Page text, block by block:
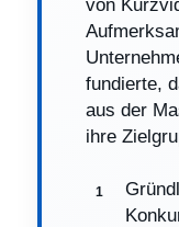
von
fundierte,
aus der
ihre